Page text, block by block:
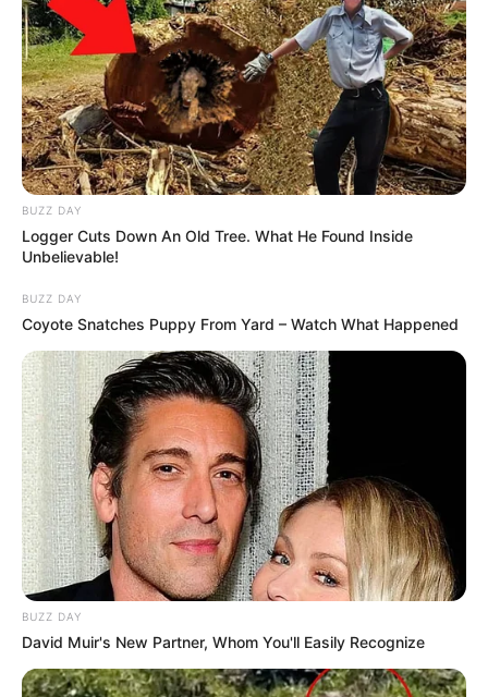
BUZZ DAY
Logger Cuts Down An Old Tree. What He Found Inside
Unbelievable!
BUZZ DAY
Coyote Snatches Puppy From Yard – Watch What Happened
BUZZ DAY
David Muir's New Partner, Whom You'll Easily Recognize